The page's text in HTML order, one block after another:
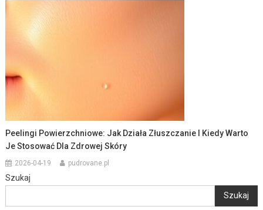
Peelingi Powierzchniowe: Jak Działa Złuszczanie I Kiedy Warto
Je Stosować Dla Zdrowej Skóry
2026-04-19 pudrovane.pl
Szukaj
Szukaj